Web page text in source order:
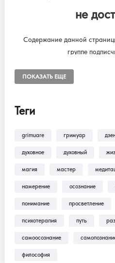
не
Содержание данной
группе
“SUBSCRIPTION ONLINE
В разделеПомощь >
подписку?!—
Трансляции,
ПОКАЗАТЬ ЕЩЕ
Теги
grimuare гримуар
духовное духовный
магия мастер
намерение осознание
понимание просветление
психотерапия путь
самоосознание
философия